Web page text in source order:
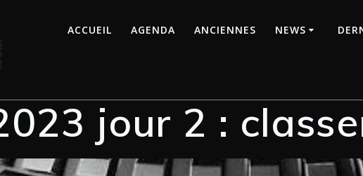
ACCUEIL AGENDA ANCIENNES NEWS
jour 2 :